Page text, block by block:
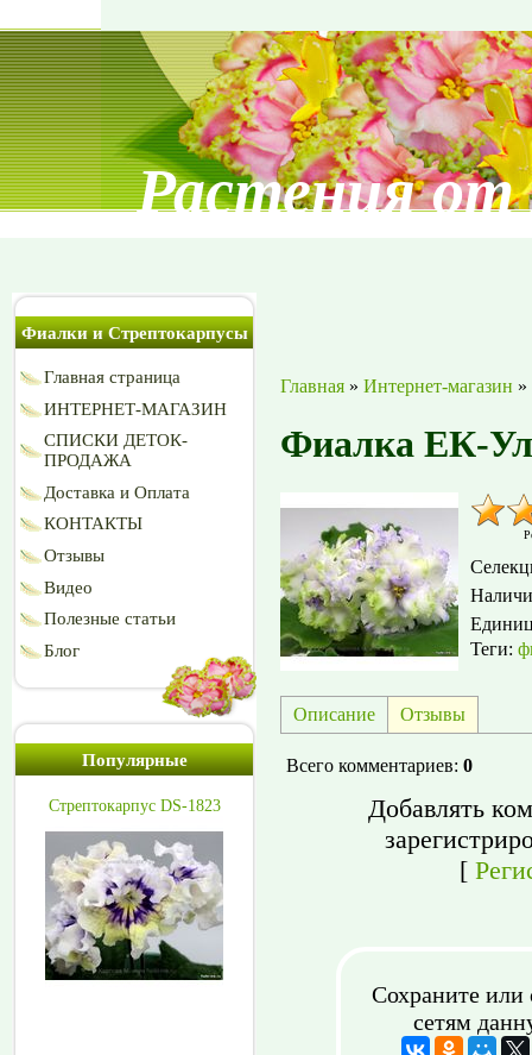
Растения
Фиалки и Стрептокарпусы
Главная страница
ИНТЕРНЕТ-МАГАЗИН
СПИСКИ ДЕТОК-
ПРОДАЖА
Доставка и Оплата
КОНТАКТЫ
Отзывы
Видео
Полезные статьи
Блог
Популярные
Стрептокарпус DS-1823
Главная » Интернет-магазин »
Фиалка ЕК-
Теги:
Описание Отзывы
Всего комментариев: 0
Добавлять
[
Сохраните или
сетям